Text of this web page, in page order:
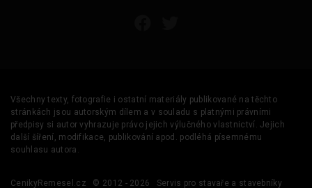
Všechny texty, fotografie i ostatní materiály publikované na těchto
stránkách jsou autorským dílem a v souladu s platnými právními
předpisy si autor vyhrazuje právo jejich výlučného vlastnictví. Jejich
další šíření, modifikace, publikování apod. podléhá písemnému
souhlasu autora.
CenikyRemesel.cz © 2012 - 2026 Servis pro stavaře a stavebníky